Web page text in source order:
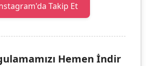
Takip Et
Hemen İndir